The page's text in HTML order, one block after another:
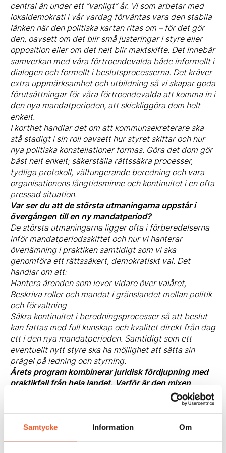
Samtycke Information Om
central än under ett ”vanligt” år. Vi som arbetar med
lokaldemokrati i vår vardag förväntas vara den stabila
länken när den politiska kartan ritas om – för det gör
den, oavsett om det blir små justeringar i styre eller
opposition eller om det helt blir maktskifte. Det innebär
samverkan med våra förtroendevalda både informellt i
dialogen och formellt i beslutsprocesserna. Det kräver
extra uppmärksamhet och utbildning så vi skapar goda
förutsättningar för våra förtroendevalda att komma in i
den nya mandatperioden, att skickliggöra dom helt
enkelt.
I korthet handlar det om att kommunsekreterare ska
stå stadigt i sin roll oavsett hur styret skiftar och hur
nya politiska konstellationer formas. Göra det dom gör
bäst helt enkelt; säkerställa rättssäkra processer,
tydliga protokoll, välfungerande beredning och vara
organisationens långtidsminne och kontinuitet i en ofta
pressad situation.
Var ser du att de största utmaningarna uppstår i
övergången till en ny mandatperiod?
De största utmaningarna ligger ofta i förberedelserna
inför mandatperiodsskiftet och hur vi hanterar
överlämning i praktiken samtidigt som vi ska
genomföra ett rättssäkert, demokratiskt val. Det
handlar om att:
Hantera ärenden som lever vidare över valåret,
Beskriva roller och mandat i gränslandet mellan politik
och förvaltning
Säkra kontinuitet i beredningsprocesser så att beslut
kan fattas med full kunskap och kvalitet direkt från dag
ett i den nya mandatperioden. Samtidigt som ett
eventuellt nytt styre ska ha möjlighet att sätta sin
prägel på ledning och styrning.
Årets program kombinerar juridisk fördjupning med
praktikfall från hela landet. Varför är den mixen
Den här mixen är helt avgörande. Juridisk fördjupning
ger den teoretiska grund som behövs för att tolka
lagstiftningen korrekt, medan praktikfall visar hur
regelverken tillämpas i verkligheten – med komplexitet,